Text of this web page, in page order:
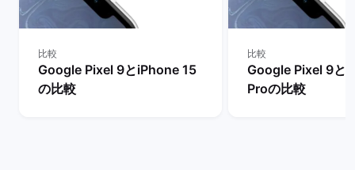
比較
Google Pixel 9とiPhone 15
の比較
比較
Google Pixel 9と
Proの比較